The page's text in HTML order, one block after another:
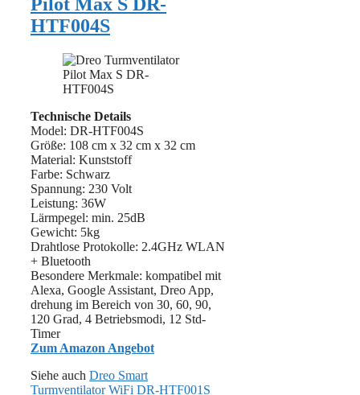
HTF004S
Technische Details
Model: DR-HTF004S
Größe: 108 cm x 32 cm x 32 cm
Material: ‎‎Kunststoff
Farbe: Schwarz
Spannung: 230 Volt
Leistung: 36W
Lärmpegel: min. 25dB
Gewicht: 5kg
Drahtlose Protokolle: 2.4GHz WLAN
+ Bluetooth
Besondere Merkmale: kompatibel mit
Alexa, Google Assistant, Dreo App,
drehung im Bereich von 30, 60, 90,
120 Grad, 4 Betriebsmodi, 12 Std-
Timer
Zum Amazon Angebot
Siehe auch Dreo Smart
Turmventilator WiFi DR-HTF001S